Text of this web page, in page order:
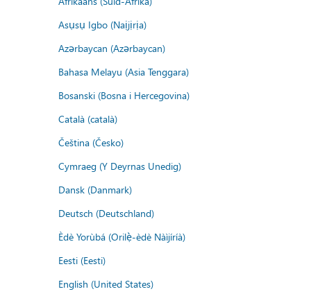
Asụsụ Igbo (Naịjịrịa)
Azərbaycan (Azərbaycan)
Bahasa Melayu (Asia Tenggara)
Bosanski (Bosna i Hercegovina)
Català (català)
Čeština (Česko)
Cymraeg (Y Deyrnas Unedig)
Dansk (Danmark)
Deutsch (Deutschland)
Èdè Yorùbá (Orilẹ̀-èdè Nàìjíríà)
Eesti (Eesti)
English (United States)